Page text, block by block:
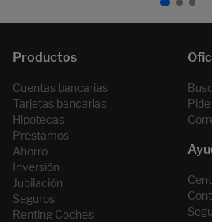
Cuentas bancarias
Tarjetas bancarias
Hipotecas
Préstamos
Ahorro
Inversión
Jubilación
Seguros
Renting Coches